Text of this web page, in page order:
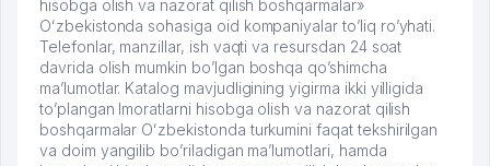
hisobga olish va nazorat qilish boshqarmalar»
Oʻzbekistonda sohasiga oid kompaniyalar to’liq ro’yhati.
Telefonlar, manzillar, ish vaqti va resursdan 24 soat
davrida olish mumkin bo’lgan boshqa qo’shimcha
ma’lumotlar. Katalog mavjudligining yigirma ikki yilligida
to’plangan Imoratlarni hisobga olish va nazorat qilish
boshqarmalar Oʻzbekistonda turkumini faqat tekshirilgan
va doim yangilib bo’riladigan ma’lumotlari, hamda